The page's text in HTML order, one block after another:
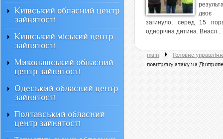
загинуло, серед 15
однорічна дитина. Внасл...
main
Головне
повітряну атаку на
Київський обласний центр
зайнятості
Київський міський центр
зайнятості
Миколаївський обласний
центр зайнятості
Одеський обласний центр
зайнятості
Полтавський обласний
центр зайнятості